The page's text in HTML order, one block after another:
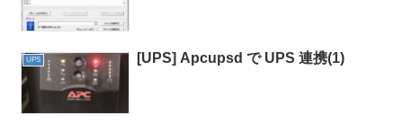
UPS [UPS] Apcupsd で UPS 連携(1)